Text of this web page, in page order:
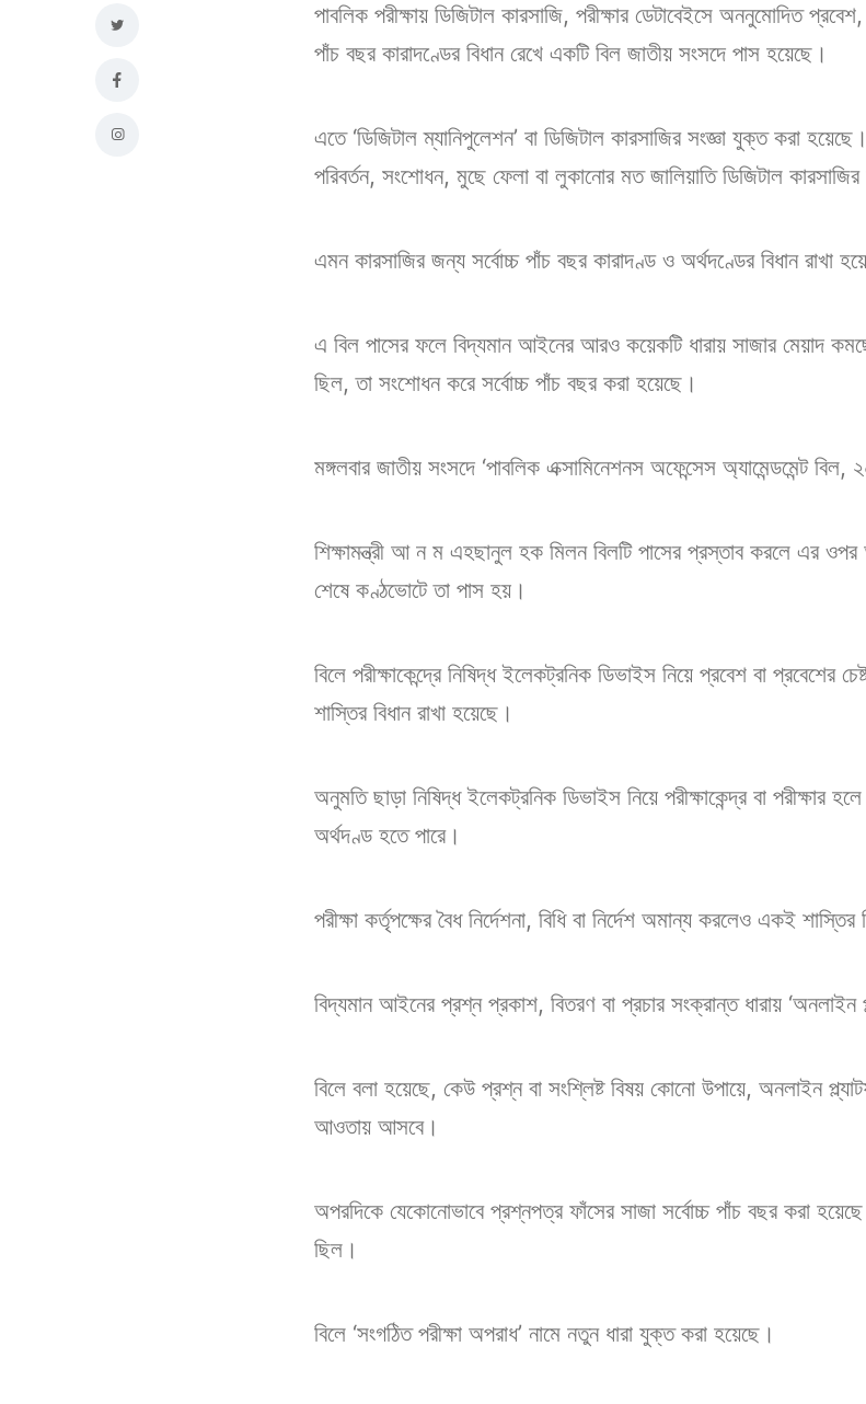
পাবলিক পরীক্ষায় ডিজিটাল কারসাজি, পরীক্ষার ডেটাবেইসে অননুমোদিত
পাঁচ বছর কারাদণ্ডের বিধান রেখে একটি বিল জাতীয় সংসদে পাস হয়েছে।
এতে ‘ডিজিটাল ম্যানিপুলেশন’ বা ডিজিটাল কারসাজির সংজ্ঞা যুক্ত করা
পরিবর্তন, সংশোধন, মুছে ফেলা বা লুকানোর মত জালিয়াতি ডিজিটাল
এমন কারসাজির জন্য সর্বোচ্চ পাঁচ বছর কারাদণ্ড ও অর্থদণ্ডের বিধান রাখা
এ বিল পাসের ফলে বিদ্যমান আইনের আরও কয়েকটি ধারায় সাজার মেয়াদ
ছিল, তা সংশোধন করে সর্বোচ্চ পাঁচ বছর করা হয়েছে।
মঙ্গলবার জাতীয় সংসদে ‘পাবলিক এক্সামিনেশনস অফেন্সেস অ্যামেন্ডমেন্ট
শিক্ষামন্ত্রী আ ন ম এহছানুল হক মিলন বিলটি পাসের প্রস্তাব করলে এর
শেষে কণ্ঠভোটে তা পাস হয়।
বিলে পরীক্ষাকেন্দ্রে নিষিদ্ধ ইলেকট্রনিক ডিভাইস নিয়ে প্রবেশ বা প্রবেশের
শাস্তির বিধান রাখা হয়েছে।
অনুমতি ছাড়া নিষিদ্ধ ইলেকট্রনিক ডিভাইস নিয়ে পরীক্ষাকেন্দ্র বা পরীক্ষার
অর্থদণ্ড হতে পারে।
পরীক্ষা কর্তৃপক্ষের বৈধ নির্দেশনা, বিধি বা নির্দেশ অমান্য করলেও একই শাস্তির
বিদ্যমান আইনের প্রশ্ন প্রকাশ, বিতরণ বা প্রচার সংক্রান্ত ধারায় ‘অনলাইন
বিলে বলা হয়েছে, কেউ প্রশ্ন বা সংশ্লিষ্ট বিষয় কোনো উপায়ে, অনলাইন
আওতায় আসবে।
অপরদিকে যেকোনোভাবে প্রশ্নপত্র ফাঁসের সাজা সর্বোচ্চ পাঁচ বছর করা
ছিল।
বিলে ‘সংগঠিত পরীক্ষা অপরাধ’ নামে নতুন ধারা যুক্ত করা হয়েছে।